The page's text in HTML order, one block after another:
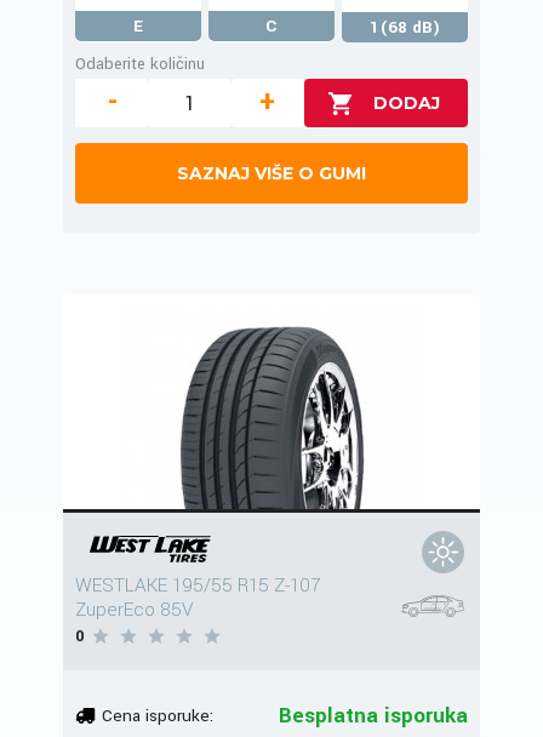
E C
1(68 dB)
Odaberite količinu
- +
SAZNAJ VIŠE O GUMI
WESTLAKE 195/55 R15 Z-107
ZuperEco 85V
0
Cena isporuke: Besplatna isporuka